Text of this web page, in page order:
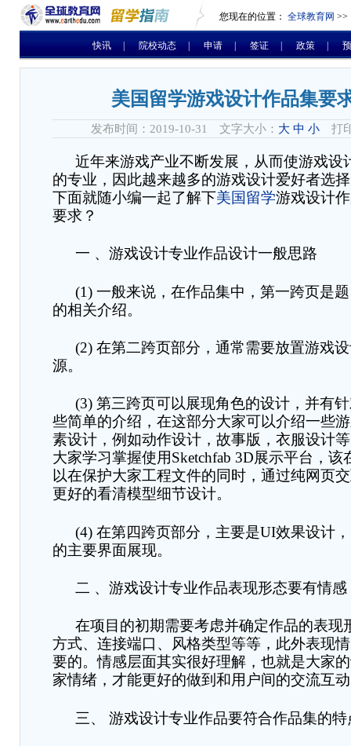
您现在的位置： 全球教育网 >>
快讯 院校动态 申请 签证 政策
美国留学游戏设计作品集要
发布时间：2019-10-31 文字大小： 大 中 小 打
近年来游戏产业不断发展，从而使游戏设
的专业，因此越来越多的游戏设计爱好者选
下面就随小编一起了解下美国留学游戏设计
要求？
一 、游戏设计专业作品设计一般思路
(1)一般来说，在作品集中，第一跨页是
的相关介绍。
(2)在第二跨页部分，通常需要放置游戏
源。
(3)第三跨页可以展现角色的设计，并有
些简单的介绍 ， 在这部分大家可以介绍一些
素设计，例如动作设计，故事版，衣服设计
大家学习掌握使用Sketchfab 3D展示平台，该
以在保护大家工程文件的同时，通过纯网页
更好的看清模型细节设计。
(4)在第四跨页部分，主要是UI效果设计
的主要界面展现。
二 、游戏设计专业作品表现形态要有情感
在项目的初期需要考虑并确定作品的表现
方式、连接端口、风格类型等等，此外表现
要的。情感层面其实很好理解，也就是大家
家情绪，才能更好的做到和用户间的交流互
三、 游戏设计专业作品要符合作品集的特